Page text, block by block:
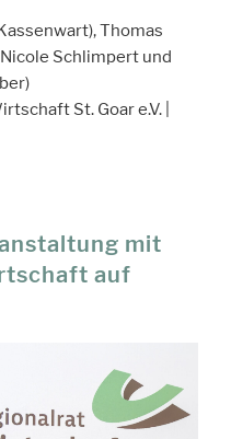
Thomas
Schlimpert und
St. Goar e.V. |
mit
auf